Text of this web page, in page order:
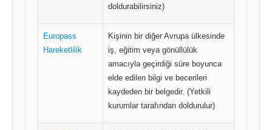
doldurabilirsiniz)
Europass
Hareketlilik
Kişinin bir diğer Avrupa ülkesinde
iş, eğitim veya gönüllülük
amacıyla geçirdiği süre boyunca
elde edilen bilgi ve becerileri
kaydeden bir belgedir. (Yetkili
kurumlar tarafından doldurulur)